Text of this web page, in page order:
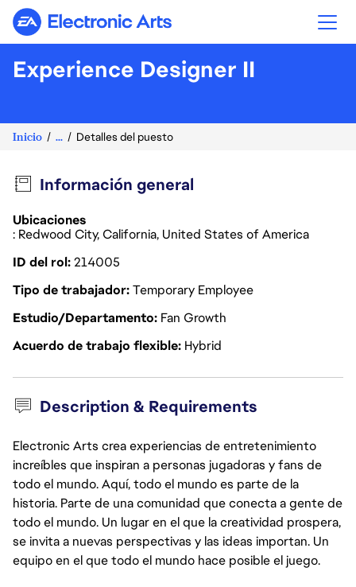
Electronic Arts
Experience Designer II
Inicio ... Detalles del puesto
Información general
Ubicaciones
: Redwood City, California, United States of America
ID del rol214005
Tipo de trabajadorTemporary Employee
Estudio/Departamento Fan Growth
Acuerdo de trabajo flexible Hybrid
Description & Requirements
Electronic Arts crea experiencias de entretenimiento
increíbles que inspiran a personas jugadoras y fans de
todo el mundo. Aquí, todo el mundo es parte de la
historia. Parte de una comunidad que conecta a gente de
todo el mundo. Un lugar en el que la creatividad prospera,
se invita a nuevas perspectivas y las ideas importan. Un
equipo en el que todo el mundo hace posible el juego.